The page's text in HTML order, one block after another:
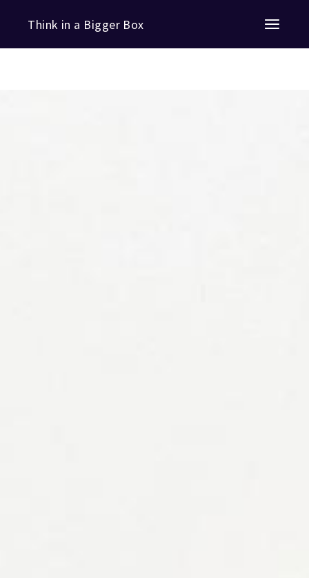
Think in a Bigger Box